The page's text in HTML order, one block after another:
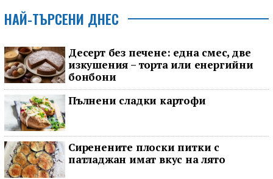
НАЙ-ТЪРСЕНИ ДНЕС
Десерт без печене: една смес, две
изкушения – торта или енергийни
бонбони
Пълнени сладки картофи
Сиренените плоски питки с
патладжан имат вкус на лято